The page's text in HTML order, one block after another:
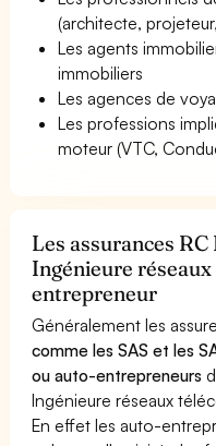
(architecte,
Les agents
immobiliers
Les agences de
Les professions
moteur (VTC,
Les assurances
Ingénieure
entrepreneur
Généralement les
comme les SAS et les
ou auto-entrepreneurs
Ingénieure réseaux
En effet les auto-